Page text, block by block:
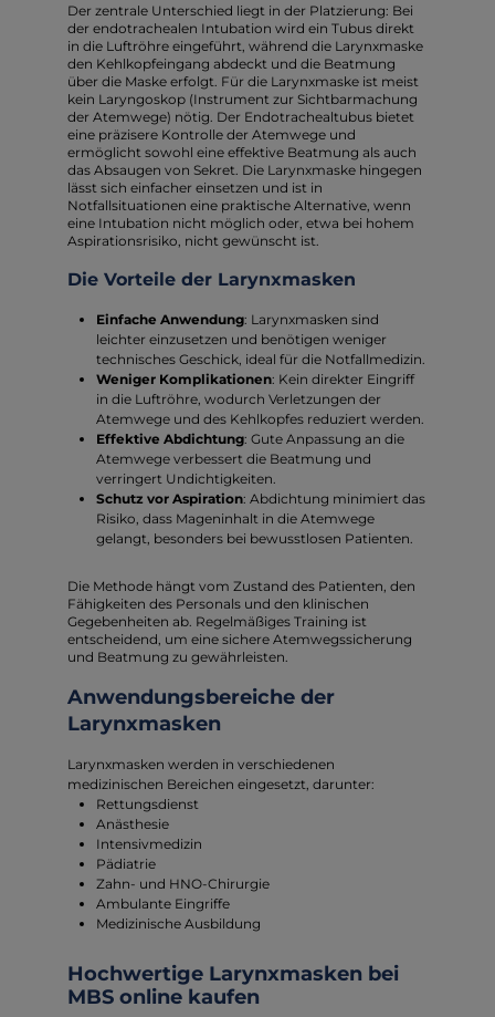
Der zentrale Unterschied liegt in der Platzierung: Bei
der endotrachealen Intubation wird ein Tubus direkt
in die Luftröhre eingeführt, während die Larynxmaske
den Kehlkopfeingang abdeckt und die Beatmung
über die Maske erfolgt. Für die Larynxmaske ist meist
kein Laryngoskop (Instrument zur Sichtbarmachung
der Atemwege) nötig. Der Endotrachealtubus bietet
eine präzisere Kontrolle der Atemwege und
ermöglicht sowohl eine effektive Beatmung als auch
das Absaugen von Sekret. Die Larynxmaske hingegen
lässt sich einfacher einsetzen und ist in
Notfallsituationen eine praktische Alternative, wenn
eine Intubation nicht möglich oder, etwa bei hohem
Aspirationsrisiko, nicht gewünscht ist.
Die Vorteile der Larynxmasken
Einfache Anwendung: Larynxmasken sind
leichter einzusetzen und benötigen weniger
technisches Geschick, ideal für die Notfallmedizin.
Weniger Komplikationen: Kein direkter Eingriff
in die Luftröhre, wodurch Verletzungen der
Atemwege und des Kehlkopfes reduziert werden.
Effektive Abdichtung: Gute Anpassung an die
Atemwege verbessert die Beatmung und
verringert Undichtigkeiten.
Schutz vor Aspiration: Abdichtung minimiert das
Risiko, dass Mageninhalt in die Atemwege
gelangt, besonders bei bewusstlosen Patienten.
Die Methode hängt vom Zustand des Patienten, den
Fähigkeiten des Personals und den klinischen
Gegebenheiten ab. Regelmäßiges Training ist
entscheidend, um eine sichere Atemwegssicherung
und Beatmung zu gewährleisten.
Anwendungsbereiche der
Larynxmasken
Larynxmasken werden in verschiedenen
medizinischen Bereichen eingesetzt, darunter:
Rettungsdienst
Anästhesie
Intensivmedizin
Pädiatrie
Zahn- und HNO-Chirurgie
Ambulante Eingriffe
Medizinische Ausbildung
Hochwertige Larynxmasken bei
MBS online kaufen